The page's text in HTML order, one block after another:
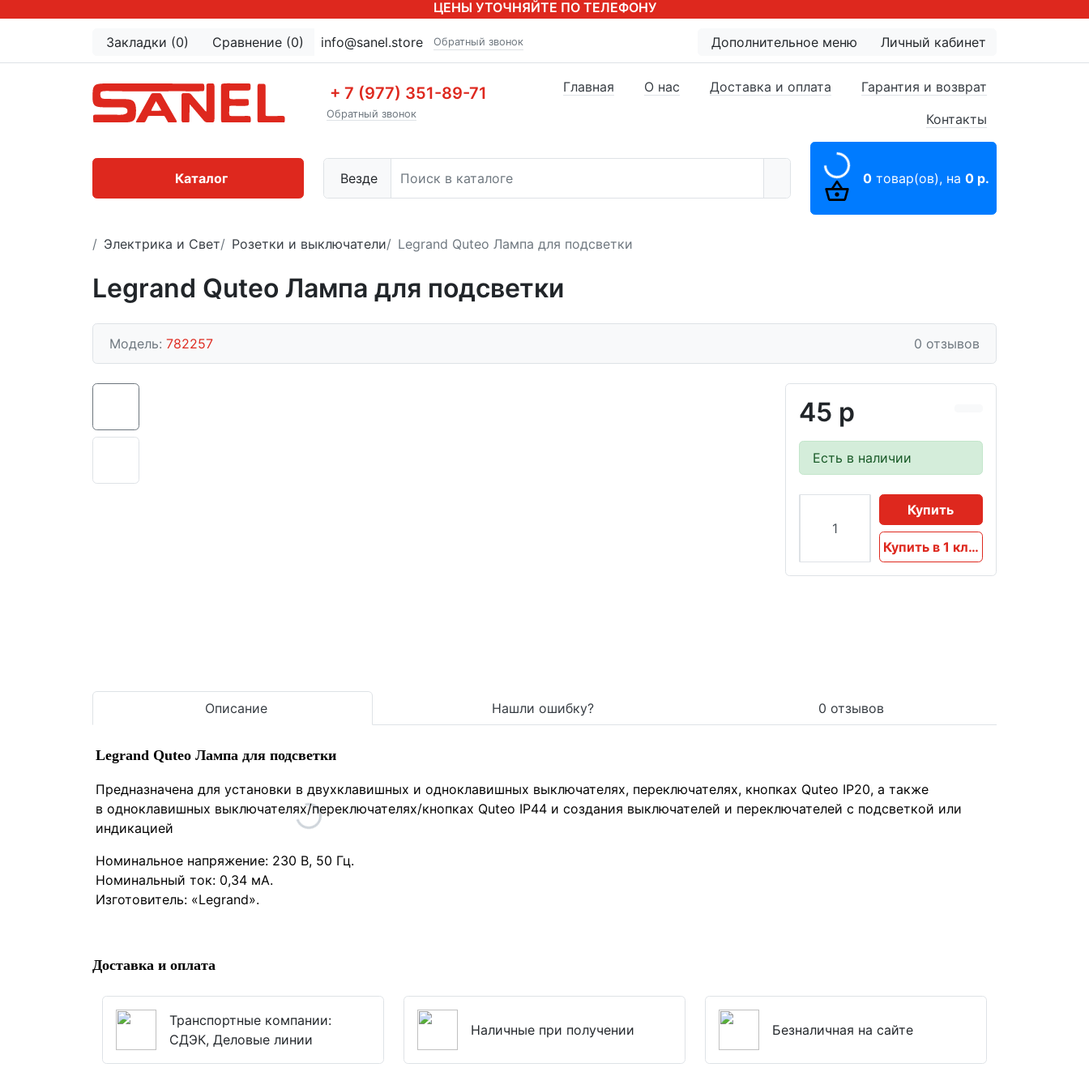
ЦЕНЫ УТОЧНЯЙТЕ ПО ТЕЛЕФОНУ
Закладки (0) Сравнение (0) info@sanel.store Обратный звонок Дополнительное меню Личный кабинет
+ 7 (977) 351-89-71
Обратный звонок
Везде
Главная О нас Доставка и оплата
Гарантия и возврат
Контакты
0 товар(ов), на 0 р.
Каталог
Электрика и Свет Розетки и выключатели Legrand Quteo Лампа для подсветки
Legrand Quteo Лампа для подсветки
Модель: 782257 0 отзывов
45 р
Есть в наличии
Купить
Купить в 1 клик
Описание Нашли ошибку? 0 отзывов
Legrand Quteo Лампа для подсветки
Предназначена для установки в двухклавишных и одноклавишных выключателях, переключателях, кнопках Quteo IP20, а также
в одноклавишных выключателях/переключателях/кнопках Quteo IP44 и создания выключателей и переключателей с подсветкой или
индикацией
Номинальное напряжение: 230 В, 50 Гц.
Номинальный ток: 0,34 мА.
Изготовитель: «Legrand».
Доставка и оплата
Транспортные компании:
СДЭК, Деловые линии
Наличные при получении Безналичная на сайте